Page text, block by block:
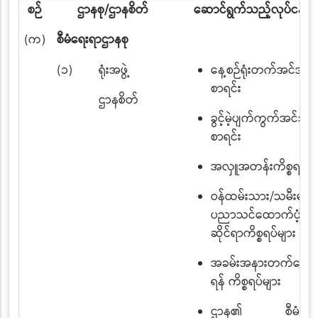
စဉ် ဌာနစု/ဌာနစိတ်
ဆောင်ရွက်သည့်လုပ်ငန်းမျ
(က)
စီမံရေးရာဌာနစု
(၁)
ရုံးအဖွဲ့
ဌာနစိတ်
နေ့စဉ်ရုံးတက်အင်အား
စာရင်း
ခွင့်မဲ့ပျက်ကွက်အင်အာ
စာရင်း
အလှူအတန်းကိစ္စရပ်မျ
ဝန်ထမ်းသား/သမီးများ
ပညာသင်ထောက်ပံ့ကြ
ဆိုင်ရာကိစ္စရပ်များ
အခမ်းအနားတက်ရေ
ရန် ကိစ္စရပ်များ
ဌာန၏ စီမံခန့်ခွဲ